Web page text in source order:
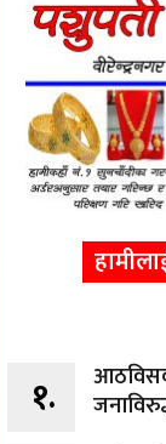
१.